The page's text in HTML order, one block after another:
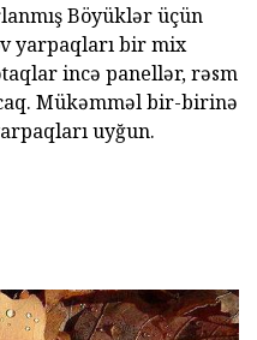
Böyüklər üçün
yarpaqları bir mix
incə panellər, rəsm
Mükəmməl bir-birinə
uyğun.